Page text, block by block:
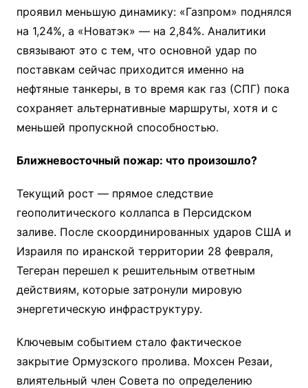
проявил меньшую динамику: «Газпром» поднялся
на 1,24%, а «Новатэк» — на 2,84%. Аналитики
связывают это с тем, что основной удар по
поставкам сейчас приходится именно на
нефтяные танкеры, в то время как газ (СПГ) пока
сохраняет альтернативные маршруты, хотя и с
меньшей пропускной способностью.
Ближневосточный пожар: что произошло?
Текущий рост — прямое следствие
геополитического коллапса в Персидском
заливе. После скоординированных ударов США и
Израиля по иранской территории 28 февраля,
Тегеран перешел к решительным ответным
действиям, которые затронули мировую
энергетическую инфраструктуру.
Ключевым событием стало фактическое
закрытие Ормузского пролива. Мохсен Резаи,
влиятельный член Совета по определению